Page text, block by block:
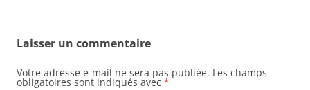
Laisser un commentaire
Votre adresse e-mail ne sera pas publiée. Les champs
obligatoires sont indiqués avec *